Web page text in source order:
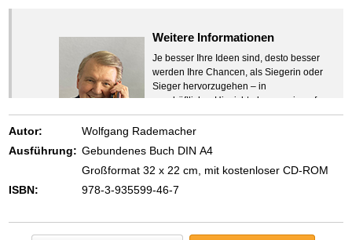
Weitere Informationen
Je besser Ihre Ideen sind, desto besser
werden Ihre Chancen, als Siegerin oder
Sieger hervorzugehen – in
geschäftlicher Hinsicht ebenso wie auf
beruflichem oder privatem Gebiet. Denn
eins ist todsicher:
Zeigen Sie mit der Maus hierhin, um
Autor:
Wolfgang Rademacher
Ausführung: Gebundenes Buch DIN A4
Großformat 32 x 22 cm, mit kostenloser CD-ROM
ISBN:
978-3-935599-46-7